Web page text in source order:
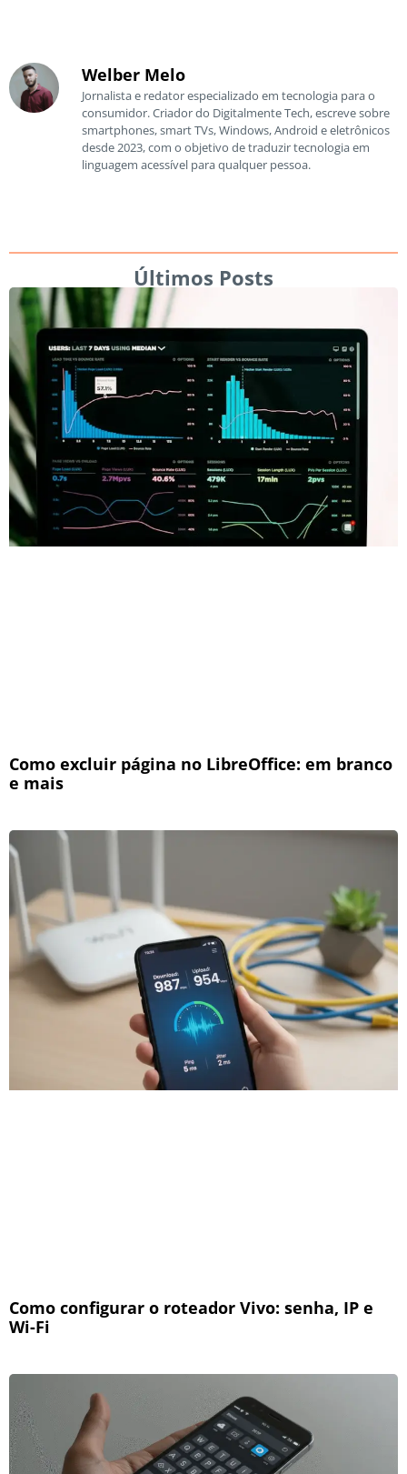
Welber Melo
Jornalista e redator especializado em tecnologia para o
consumidor. Criador do Digitalmente Tech, escreve sobre
smartphones, smart TVs, Windows, Android e eletrônicos
desde 2023, com o objetivo de traduzir tecnologia em
linguagem acessível para qualquer pessoa.
Últimos Posts
Como excluir página no LibreOffice: em branco
e mais
Como configurar o roteador Vivo: senha, IP e
Wi-Fi